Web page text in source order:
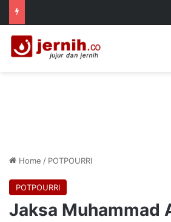
Home / POTPOURRI
POTPOURRI
Jaksa Muhammad